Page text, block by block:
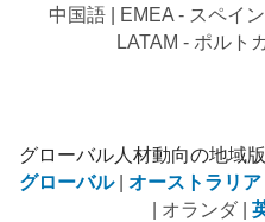
中国語 | ​​EMEA - スペイン
LATAM - ポルト
グローバル人材動向の地域
グローバル| オーストラリア
| オランダ |